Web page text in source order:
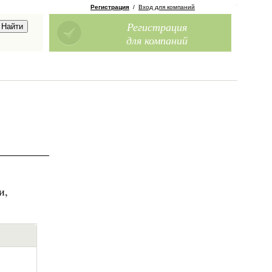
Регистрация / Вход для компаний
Регистрация
для компаний